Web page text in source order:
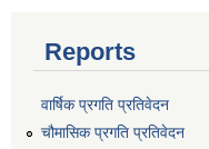
Reports
वार्षिक प्रगति प्रतिवेदन
चौमासिक प्रगति प्रतिवेदन